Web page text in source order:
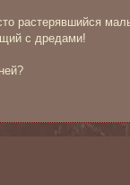
растерявшийся
с дредами!